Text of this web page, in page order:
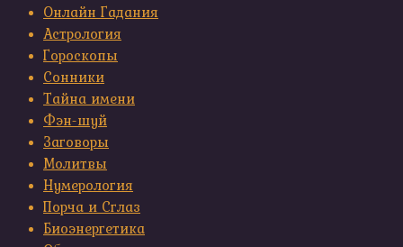
Онлайн Гадания
Астрология
Гороскопы
Сонники
Тайна имени
Фэн-шуй
Заговоры
Молитвы
Нумерология
Порча и Сглаз
Биоэнергетика